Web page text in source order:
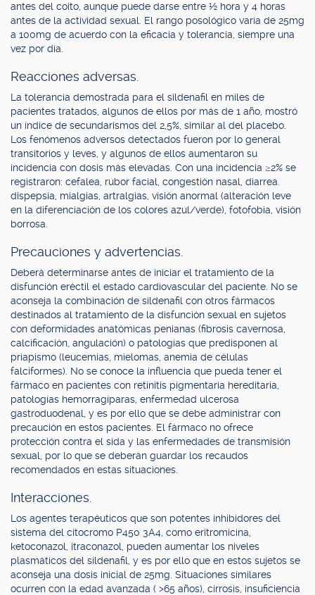
antes del coito, aunque puede darse entre ½ hora y 4 horas
antes de la actividad sexual. El rango posológico varía de 25mg
a 100mg de acuerdo con la eficacia y tolerancia, siempre una
vez por día.
Reacciones adversas.
La tolerancia demostrada para el sildenafil en miles de
pacientes tratados, algunos de ellos por más de 1 año, mostró
un índice de secundarismos del 2,5%, similar al del placebo.
Los fenómenos adversos detectados fueron por lo general
transitorios y leves, y algunos de ellos aumentaron su
incidencia con dosis más elevadas. Con una incidencia ≥2% se
registraron: cefalea, rubor facial, congestión nasal, diarrea.
dispepsia, mialgias, artralgias, visión anormal (alteración leve
en la diferenciación de los colores azul/verde), fotofobia, visión
borrosa.
Precauciones y advertencias.
Deberá determinarse antes de iniciar el tratamiento de la
disfunción eréctil el estado cardiovascular del paciente. No se
aconseja la combinación de sildenafil con otros fármacos
destinados al tratamiento de la disfunción sexual en sujetos
con deformidades anatómicas penianas (fibrosis cavernosa,
calcificación, angulación) o patologías que predisponen al
priapismo (leucemias, mielomas, anemia de células
falciformes). No se conoce la influencia que pueda tener el
fármaco en pacientes con retinitis pigmentaria hereditaria,
patologías hemorragíparas, enfermedad ulcerosa
gastroduodenal, y es por ello que se debe administrar con
precaución en estos pacientes. El fármaco no ofrece
protección contra el sida y las enfermedades de transmisión
sexual, por lo que se deberán guardar los recaudos
recomendados en estas situaciones.
Interacciones.
Los agentes terapéuticos que son potentes inhibidores del
sistema del citocromo P450 3A4, como eritromicina,
ketoconazol, itraconazol, pueden aumentar los niveles
plasmáticos del sildenafil, y es por ello que en estos sujetos se
aconseja una dosis inicial de 25mg. Situaciones similares
ocurren con la edad avanzada ( >65 años), cirrosis, insuficiencia